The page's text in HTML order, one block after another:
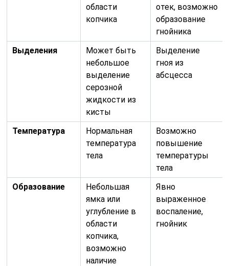
области
копчика
отек, возможно
образование
гнойника
Выделения
Может быть
небольшое
выделение
серозной
жидкости из
кисты
Выделение
гноя из
абсцесса
Температура
Нормальная
температура
тела
Возможно
повышение
температуры
тела
Образование
Небольшая
ямка или
углубление в
области
копчика,
возможно
наличие
Явно
выраженное
воспаление,
гнойник